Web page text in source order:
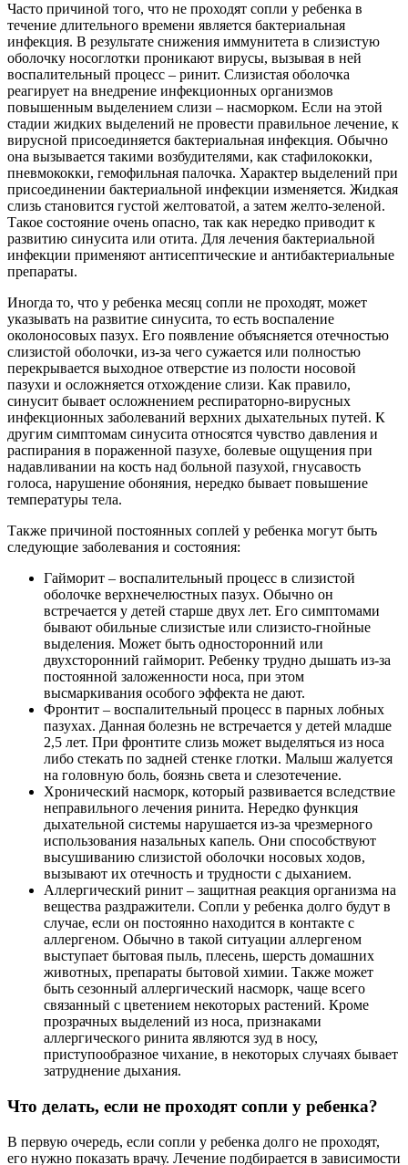
Часто причиной того, что не проходят сопли у ребенка в
течение длительного времени является бактериальная
инфекция. В результате снижения иммунитета в слизистую
оболочку носоглотки проникают вирусы, вызывая в ней
воспалительный процесс – ринит. Слизистая оболочка
реагирует на внедрение инфекционных организмов
повышенным выделением слизи – насморком. Если на этой
стадии жидких выделений не провести правильное лечение, к
вирусной присоединяется бактериальная инфекция. Обычно
она вызывается такими возбудителями, как стафилококки,
пневмококки, гемофильная палочка. Характер выделений при
присоединении бактериальной инфекции изменяется. Жидкая
слизь становится густой желтоватой, а затем желто-зеленой.
Такое состояние очень опасно, так как нередко приводит к
развитию синусита или отита. Для лечения бактериальной
инфекции применяют антисептические и антибактериальные
препараты.
Иногда то, что у ребенка месяц сопли не проходят, может
указывать на развитие синусита, то есть воспаление
околоносовых пазух. Его появление объясняется отечностью
слизистой оболочки, из-за чего сужается или полностью
перекрывается выходное отверстие из полости носовой
пазухи и осложняется отхождение слизи. Как правило,
синусит бывает осложнением респираторно-вирусных
инфекционных заболеваний верхних дыхательных путей. К
другим симптомам синусита относятся чувство давления и
распирания в пораженной пазухе, болевые ощущения при
надавливании на кость над больной пазухой, гнусавость
голоса, нарушение обоняния, нередко бывает повышение
температуры тела.
Также причиной постоянных соплей у ребенка могут быть
следующие заболевания и состояния:
Гайморит – воспалительный процесс в слизистой
оболочке верхнечелюстных пазух. Обычно он
встречается у детей старше двух лет. Его симптомами
бывают обильные слизистые или слизисто-гнойные
выделения. Может быть односторонний или
двухсторонний гайморит. Ребенку трудно дышать из-за
постоянной заложенности носа, при этом
высмаркивания особого эффекта не дают.
Фронтит – воспалительный процесс в парных лобных
пазухах. Данная болезнь не встречается у детей младше
2,5 лет. При фронтите слизь может выделяться из носа
либо стекать по задней стенке глотки. Малыш жалуется
на головную боль, боязнь света и слезотечение.
Хронический насморк, который развивается вследствие
неправильного лечения ринита. Нередко функция
дыхательной системы нарушается из-за чрезмерного
использования назальных капель. Они способствуют
высушиванию слизистой оболочки носовых ходов,
вызывают их отечность и трудности с дыханием.
Аллергический ринит – защитная реакция организма на
вещества раздражители. Сопли у ребенка долго будут в
случае, если он постоянно находится в контакте с
аллергеном. Обычно в такой ситуации аллергеном
выступает бытовая пыль, плесень, шерсть домашних
животных, препараты бытовой химии. Также может
быть сезонный аллергический насморк, чаще всего
связанный с цветением некоторых растений. Кроме
прозрачных выделений из носа, признаками
аллергического ринита являются зуд в носу,
приступообразное чихание, в некоторых случаях бывает
затруднение дыхания.
Что делать, если не проходят сопли у ребенка?
В первую очередь, если сопли у ребенка долго не проходят,
его нужно показать врачу. Лечение подбирается в зависимости